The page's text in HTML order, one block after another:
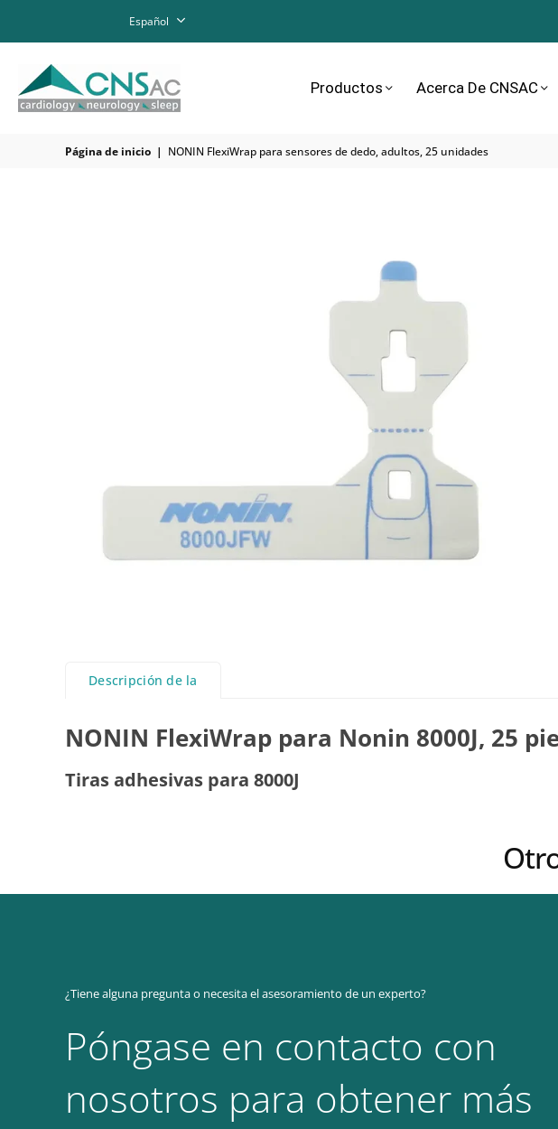
Español
Productos Acerca De CNSAC
Página de inicio | NONIN FlexiWrap para sensores de dedo, adultos, 25 unidades
Descripción de la
NONIN FlexiWrap para Nonin 8000J, 25
Tiras adhesivas para 8000J
¿Tiene alguna pregunta o necesita el asesoramiento de un experto?
Póngase en contacto con
nosotros para obtener más